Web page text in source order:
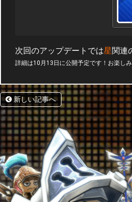
次回のアップデートでは星関連
詳細は10月13日に公開予定です！お楽しみ
新しい記事へ